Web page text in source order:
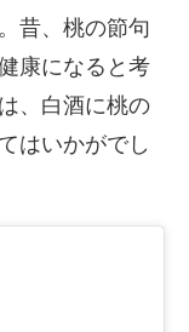
昔、桃の節句
康になると考
、白酒に桃の
はいかがでし